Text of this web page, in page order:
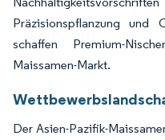
Präzisionspflanzung und
schaffen Premium-
Maissamen-Markt.
Der Asien-Pazifik-